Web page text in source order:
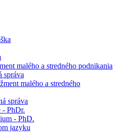
malého a stredného podnikania
správa
malého a stredného
správa
- PhDr.
- PhD.
jazyku